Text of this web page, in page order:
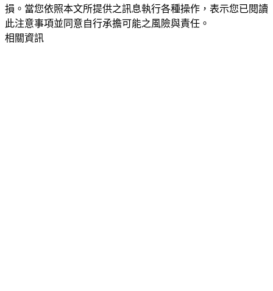
損。當您依照本文所提供之訊息執行各種操作，表示您已閱讀
此注意事項並同意自行承擔可能之風險與責任。
相關資訊